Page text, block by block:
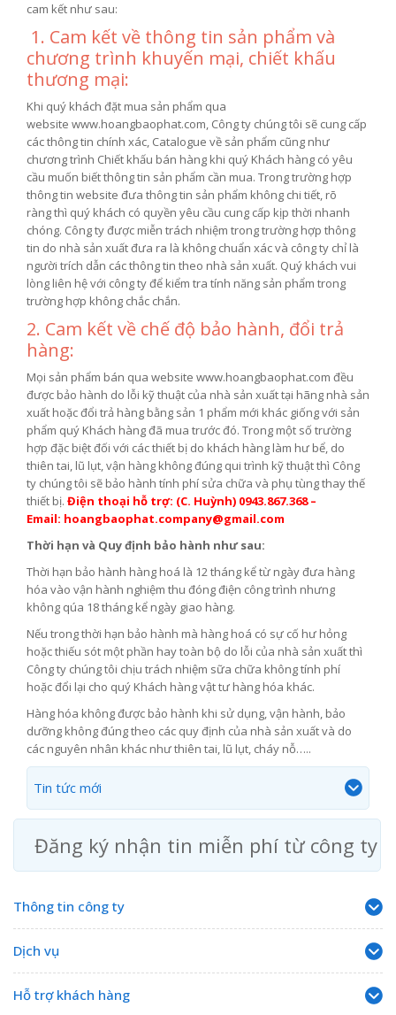
cam kết như sau:
1. Cam kết về thông tin sản phẩm và
chương trình khuyến mại, chiết khấu
thương mại:
Khi quý khách đặt mua sản phẩm qua
website www.hoangbaophat.com, Công ty chúng tôi sẽ cung cấp
các thông tin chính xác, Catalogue về sản phẩm cũng như
chương trình Chiết khấu bán hàng khi quý Khách hàng có yêu
cầu muốn biết thông tin sản phẩm cần mua. Trong trường hợp
thông tin website đưa thông tin sản phẩm không chi tiết, rõ
ràng thì quý khách có quyền yêu cầu cung cấp kịp thời nhanh
chóng. Công ty được miễn trách nhiệm trong trường hợp thông
tin do nhà sản xuất đưa ra là không chuẩn xác và công ty chỉ là
người trích dẫn các thông tin theo nhà sản xuất. Quý khách vui
lòng liên hệ với công ty để kiểm tra tính năng sản phẩm trong
trường hợp không chắc chắn.
2. Cam kết về chế độ bảo hành, đổi trả
hàng:
Mọi sản phẩm bán qua website www.hoangbaophat.com đều
được bảo hành do lỗi kỹ thuật của nhà sản xuất tại hãng nhà sản
xuất hoặc đổi trả hàng bằng sản 1 phẩm mới khác giống với sản
phẩm quý Khách hàng đã mua trước đó. Trong một số trường
hợp đặc biệt đối với các thiết bị do khách hàng làm hư bể, do
thiên tai, lũ lụt, vận hàng không đúng qui trình kỹ thuật thì Công
ty chúng tôi sẽ bảo hành tính phí sửa chữa và phụ tùng thay thế
thiết bị. Điện thoại hỗ trợ: (C. Huỳnh) 0943.867.368 –
Email: hoangbaophat.company@gmail.com
Thời hạn và Quy định bảo hành như sau:
Thời hạn bảo hành hàng hoá là 12 tháng kể từ ngày đưa hàng
hóa vào vận hành nghiệm thu đóng điện công trình nhưng
không qúa 18 tháng kể ngày giao hàng.
Nếu trong thời hạn bảo hành mà hàng hoá có sự cố hư hỏng
hoặc thiếu sót một phần hay toàn bộ do lỗi của nhà sản xuất thì
Công ty chúng tôi chịu trách nhiệm sữa chữa không tính phí
hoặc đổi lại cho quý Khách hàng vật tư hàng hóa khác.
Hàng hóa không được bảo hành khi sử dụng, vận hành, bảo
dưỡng không đúng theo các quy định của nhà sản xuất và do
các nguyên nhân khác như thiên tai, lũ lụt, cháy nỗ…..
Tin tức mới
Đăng ký nhận tin miễn phí từ công ty
Thông tin công ty
Dịch vụ
Hỗ trợ khách hàng